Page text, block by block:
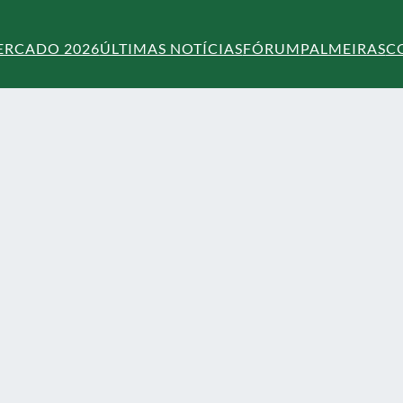
2026ÚLTIMAS NOTÍCIASFÓRUMPALMEIRAS